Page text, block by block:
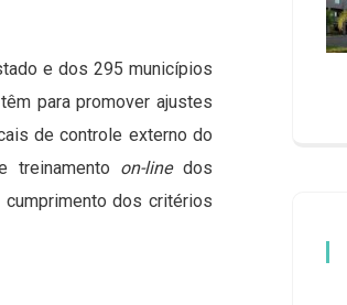
e dos 295 municípios
para promover ajustes
de controle externo do
treinamento on-linedos
dos critérios